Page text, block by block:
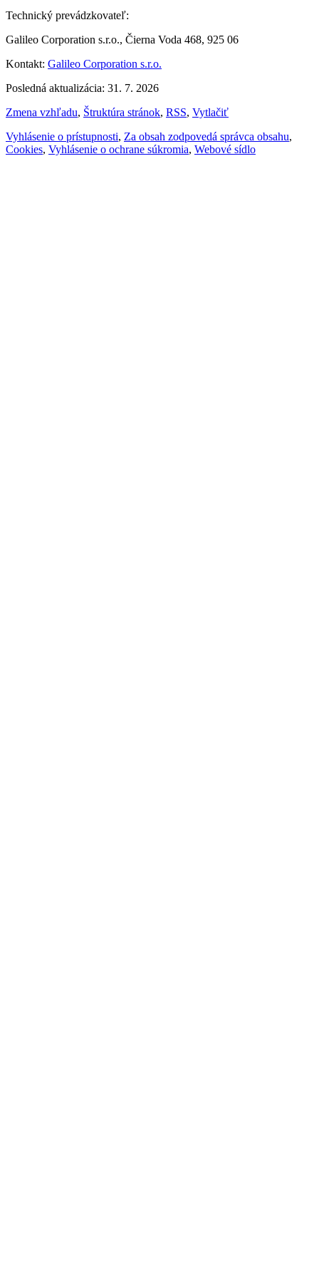
Technický prevádzkovateľ:
Galileo Corporation s.r.o., Čierna Voda 468, 925 06
Kontakt: Galileo Corporation s.r.o.
Posledná aktualizácia: 31. 7. 2026
Zmena vzhľadu, Štruktúra stránok, RSS, Vytlačiť
Vyhlásenie o prístupnosti, Za obsah zodpovedá správca obsahu,
Cookies, Vyhlásenie o ochrane súkromia, Webové sídlo